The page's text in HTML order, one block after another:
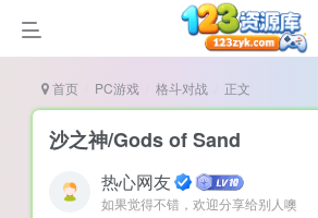
首页 PC游戏 格斗对战 正文
沙之神/Gods of Sand
热心网友
如果觉得不错，欢迎分享给别人噢